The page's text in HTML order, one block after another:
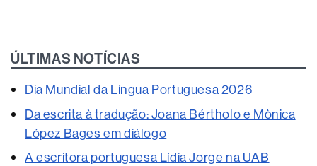
ÚLTIMAS NOTÍCIAS
Dia Mundial da Língua Portuguesa 2026
Da escrita à tradução: Joana Bértholo e Mònica
López Bages em diálogo
A escritora portuguesa Lídia Jorge na UAB